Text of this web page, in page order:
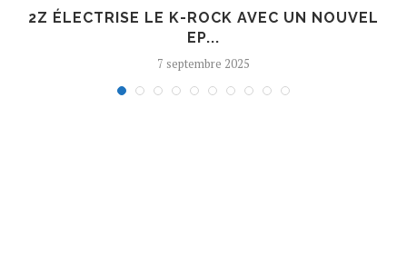
2Z ÉLECTRISE LE K-ROCK AVEC UN NOUVEL
EP...
7 septembre 2025